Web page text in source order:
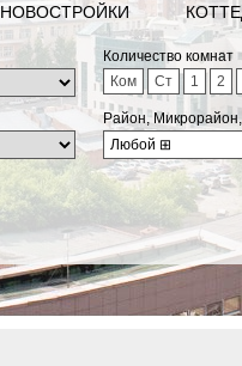
НОВОСТРОЙКИ
Количество комнат
Ком
Ст 1 2
Район,
Любой ⊞